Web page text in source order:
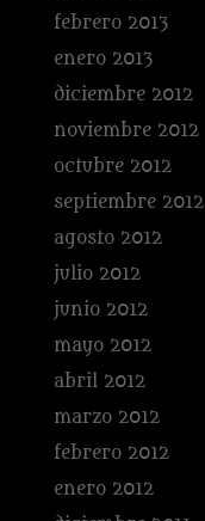
febrero 2013
enero 2013
diciembre 2012
noviembre 2012
octubre 2012
septiembre 2012
agosto 2012
julio 2012
junio 2012
mayo 2012
abril 2012
marzo 2012
febrero 2012
enero 2012